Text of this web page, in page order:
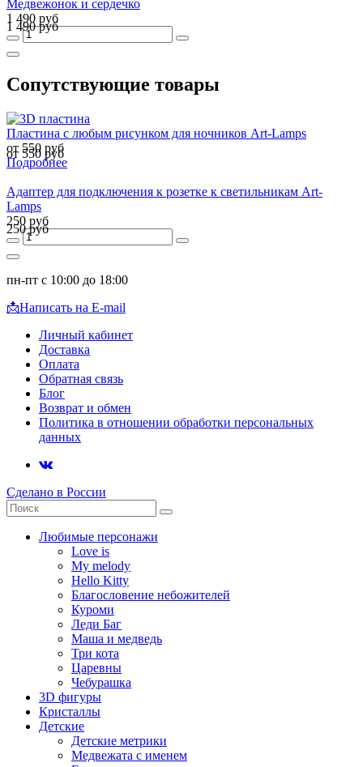
Медвежонок и сердечко
1 490 руб
1 490 руб
Сопутствующие товары
Пластина с любым рисунком для ночников Art-Lamps
от 550 руб
от 550 руб
Подробнее
Адаптер для подключения к розетке к светильникам Art-
Lamps
250 руб
250 руб
пн-пт с 10:00 до 18:00
📩Написать на E-mail
Личный кабинет
Доставка
Оплата
Обратная связь
Блог
Возврат и обмен
Политика в отношении обработки персональных
данных
Сделано в России
Любимые персонажи
Love is
My melody
Hello Kitty
Благословение небожителей
Куроми
Леди Баг
Маша и медведь
Три кота
Царевны
Чебурашка
3D фигуры
Кристаллы
Детские
Детские метрики
Медвежата с именем